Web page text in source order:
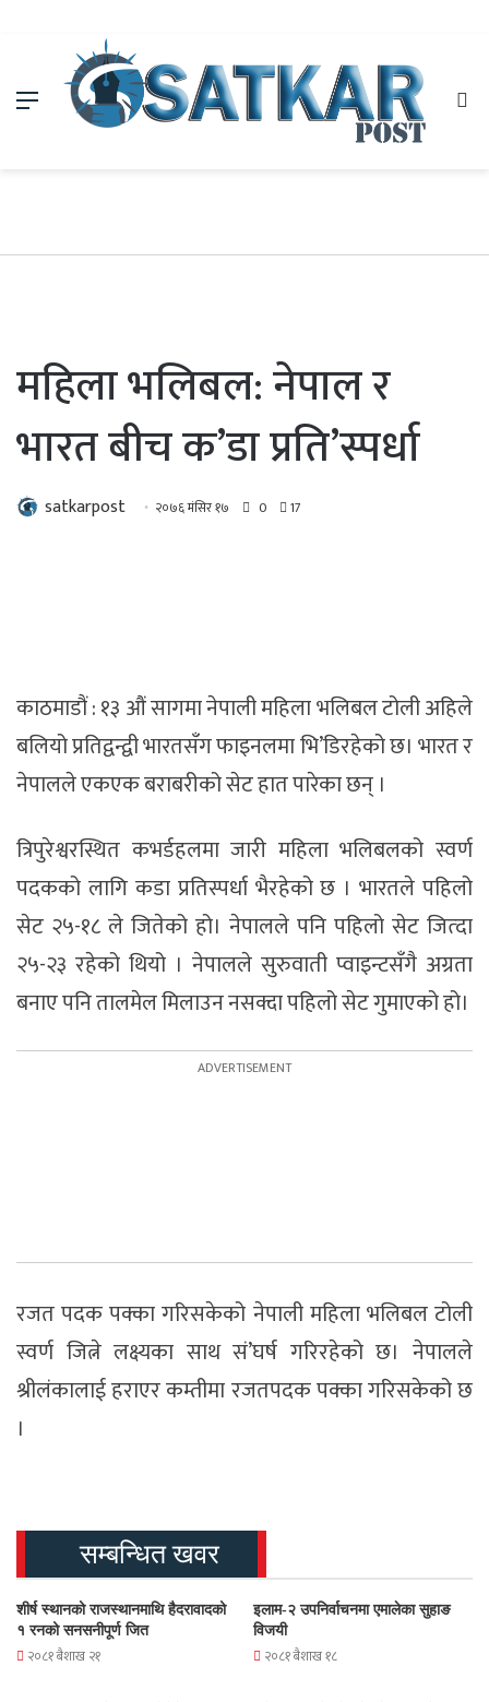
Menu
महिला भलिबल: नेपाल र
भारत बीच क’डा प्रति’स्पर्धा
satkarpost २०७६ मंसिर १७ 0 17
काठमाडौं : १३ औं सागमा नेपाली महिला भलिबल टोली अहिले
बलियो प्रतिद्वन्द्वी भारतसँग फाइनलमा भि’डिरहेको छ। भारत र
नेपालले एकएक बराबरीको सेट हात पारेका छन् ।
त्रिपुरेश्वरस्थित कभर्डहलमा जारी महिला भलिबलको स्वर्ण
पदकको लागि कडा प्रतिस्पर्धा भैरहेको छ । भारतले पहिलो
सेट २५-१८ ले जितेको हो। नेपालले पनि पहिलो सेट जित्दा
२५-२३ रहेको थियो । नेपालले सुरुवाती प्वाइन्टसँगै अग्रता
बनाए पनि तालमेल मिलाउन नसक्दा पहिलो सेट गुमाएको हो।
रजत पदक पक्का गरिसकेको नेपाली महिला भलिबल टोली
स्वर्ण जित्ने लक्ष्यका साथ सं’घर्ष गरिरहेको छ। नेपालले
श्रीलंकालाई हराएर कम्तीमा रजतपदक पक्का गरिसकेको छ
।
सम्बन्धित खवर
शीर्ष स्थानको राजस्थानमाथि हैदरावादको
१ रनको सनसनीपूर्ण जित
२०८१ बैशाख २१
इलाम-२ उपनिर्वाचनमा एमालेका सुहाङ
विजयी
२०८१ बैशाख १८